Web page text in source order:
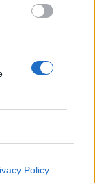
Policy
belüli